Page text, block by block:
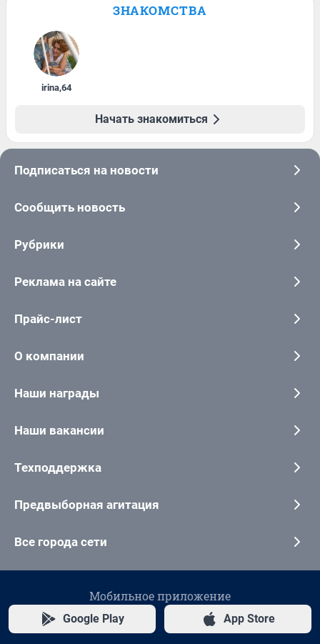
ЗНАКОМСТВА
irina,64
Начать знакомиться
Подписаться на новости
Сообщить новость
Рубрики
Реклама на сайте
Прайс-лист
О компании
Наши награды
Наши вакансии
Техподдержка
Предвыборная агитация
Все города сети
Мобильное приложение
Google Play App Store